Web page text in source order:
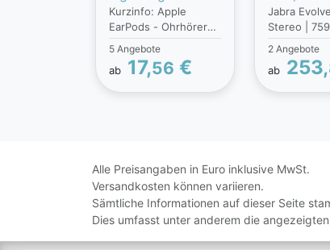
Connector,
Headset
Kurzinfo: Apple
EarPods - Ohrhörer
mit Mikrofon -
Ohrstöpsel -
kabelgebunden -
Lightning - für
Apple Hersteller Art.
Nr. MMTN2ZM/A
EAN/UPC
4250520612009
Produktbeschreibung
5 Angebote
ab 17,56 €
Jabra
Stereo |
199 |
e :
eige :
Version :
2 Angebote
ab 253,
Alle Preisangaben in Euro inklusive MwSt.
Versandkosten können variieren.
Sämtliche Informationen auf dieser Seite
Dies umfasst unter anderem die